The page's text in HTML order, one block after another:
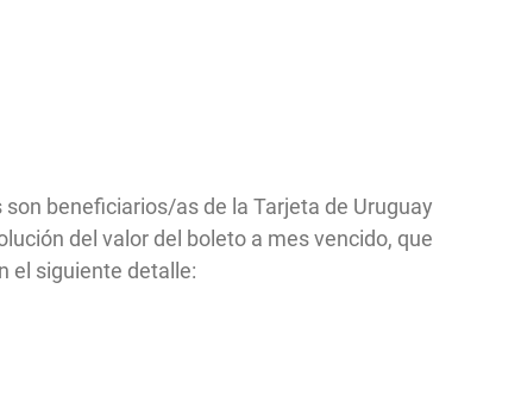
beneficiarios/as de la Tarjeta de Uruguay
del valor del boleto a mes vencido, que
el siguiente detalle: